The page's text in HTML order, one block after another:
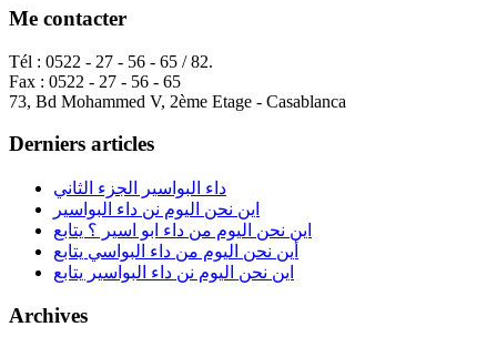
Me contacter
Tél : 0522 - 27 - 56 - 65 / 82.
Fax : 0522 - 27 - 56 - 65
73, Bd Mohammed V, 2ème Etage - Casablanca
Derniers articles
داء البواسير الجزء الثاني
اين نحن اليوم نن داء البواسير
اين نحن اليوم من داء ابو اسير ؟ يتابع
أين نحن اليوم من داء البواسي يتابع
اين نحن اليوم نن داء البواسير يتابع
Archives